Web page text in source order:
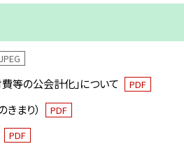
JPEG
等の公会計化」について PDF
まり） PDF
PDF